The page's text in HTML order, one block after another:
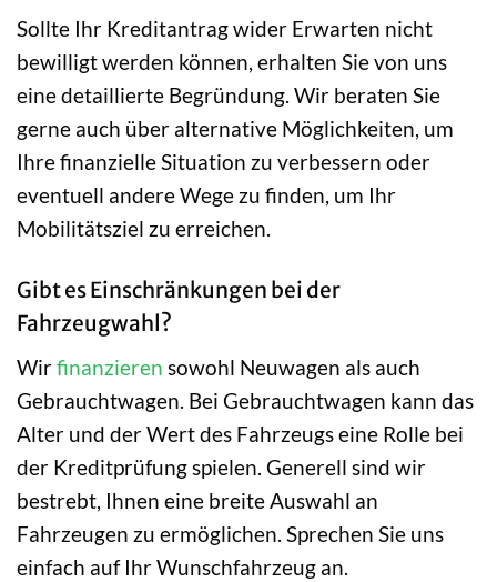
Sollte Ihr Kreditantrag wider Erwarten nicht
bewilligt werden können, erhalten Sie von uns
eine detaillierte Begründung. Wir beraten Sie
gerne auch über alternative Möglichkeiten, um
Ihre finanzielle Situation zu verbessern oder
eventuell andere Wege zu finden, um Ihr
Mobilitätsziel zu erreichen.
Gibt es Einschränkungen bei der
Fahrzeugwahl?
Wirfinanzieren sowohl Neuwagen als auch
Gebrauchtwagen. Bei Gebrauchtwagen kann das
Alter und der Wert des Fahrzeugs eine Rolle bei
der Kreditprüfung spielen. Generell sind wir
bestrebt, Ihnen eine breite Auswahl an
Fahrzeugen zu ermöglichen. Sprechen Sie uns
einfach auf Ihr Wunschfahrzeug an.